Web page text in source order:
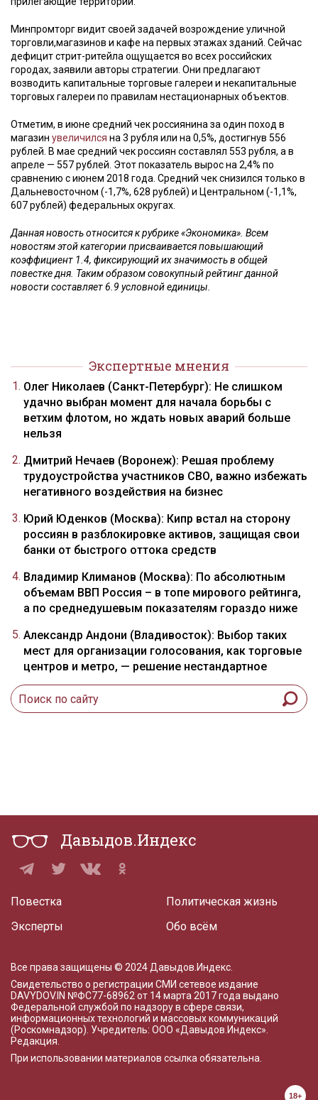
Минпромторг видит своей задачей возрождение уличной
торговли,магазинов и кафе на первых этажах зданий. Сейчас
дефицит стрит-ритейла ощущается во всех российских
городах, заявили авторы стратегии. Они предлагают
возводить капитальные торговые галереи и некапитальные
торговых галереи по правилам нестационарных объектов.
Отметим, в июне средний чек россиянина за один поход в
магазин увеличился на 3 рубля или на 0,5%, достигнув 556
рублей. В мае средний чек россиян составлял 553 рубля, а в
апреле — 557 рублей. Этот показатель вырос на 2,4% по
сравнению с июнем 2018 года. Средний чек снизился только в
Дальневосточном (-1,7%, 628 рублей) и Центральном (-1,1%,
607 рублей) федеральных округах.
Данная новость относится к рубрике «Экономика». Всем
новостям этой категории присваивается повышающий
коэффициент 1.4, фиксирующий их значимость в общей
повестке дня. Таким образом совокупный рейтинг данной
новости составляет 6.9 условной единицы.
Экспертные мнения
Олег Николаев (Санкт-Петербург): Не слишком
удачно выбран момент для начала борьбы с
ветхим флотом, но ждать новых аварий больше
нельзя
Дмитрий Нечаев (Воронеж): Решая проблему
трудоустройства участников СВО, важно избежать
негативного воздействия на бизнес
Юрий Юденков (Москва): Кипр встал на сторону
россиян в разблокировке активов, защищая свои
банки от быстрого оттока средств
Владимир Климанов (Москва): По абсолютным
объемам ВВП Россия – в топе мирового рейтинга,
а по среднедушевым показателям гораздо ниже
Александр Андони (Владивосток): Выбор таких
мест для организации голосования, как торговые
центров и метро, — решение нестандартное
Давыдов.Индекс
Повестка
Эксперты
Политическая жизнь
Обо всём
Все права защищены © 2024 Давыдов.Индекс.
Свидетельство о регистрации СМИ сетевое издание
DAVYDOV.IN №ФС77-68962 от 14 марта 2017 года выдано
Федеральной службой по надзору в сфере связи,
информационных технологий и массовых коммуникаций
(Роскомнадзор). Учредитель: ООО «Давыдов.Индекс».
Редакция
При использовании материалов ссылка обязательна.
18+